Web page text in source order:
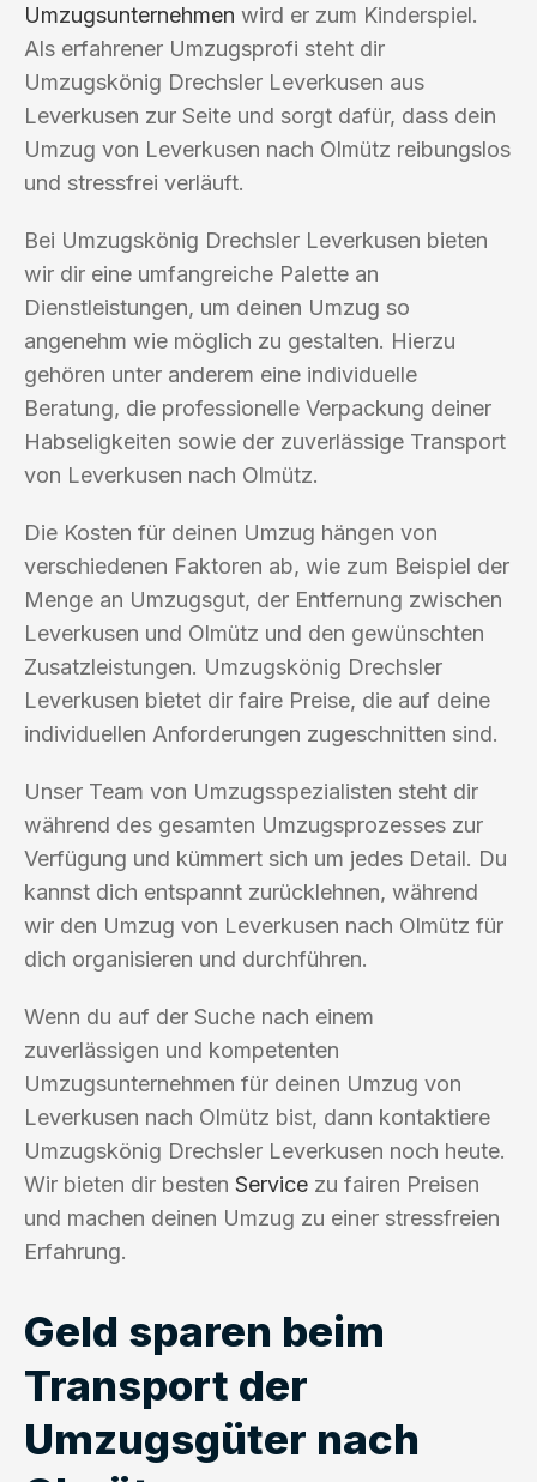
Umzugsunternehmen wird er zum Kinderspiel.
Als erfahrener Umzugsprofi steht dir
Umzugskönig Drechsler Leverkusen aus
Leverkusen zur Seite und sorgt dafür, dass dein
Umzug von Leverkusen nach Olmütz reibungslos
und stressfrei verläuft.
Bei Umzugskönig Drechsler Leverkusen bieten
wir dir eine umfangreiche Palette an
Dienstleistungen, um deinen Umzug so
angenehm wie möglich zu gestalten. Hierzu
gehören unter anderem eine individuelle
Beratung, die professionelle Verpackung deiner
Habseligkeiten sowie der zuverlässige Transport
von Leverkusen nach Olmütz.
Die Kosten für deinen Umzug hängen von
verschiedenen Faktoren ab, wie zum Beispiel der
Menge an Umzugsgut, der Entfernung zwischen
Leverkusen und Olmütz und den gewünschten
Zusatzleistungen. Umzugskönig Drechsler
Leverkusen bietet dir faire Preise, die auf deine
individuellen Anforderungen zugeschnitten sind.
Unser Team von Umzugsspezialisten steht dir
während des gesamten Umzugsprozesses zur
Verfügung und kümmert sich um jedes Detail. Du
kannst dich entspannt zurücklehnen, während
wir den Umzug von Leverkusen nach Olmütz für
dich organisieren und durchführen.
Wenn du auf der Suche nach einem
zuverlässigen und kompetenten
Umzugsunternehmen für deinen Umzug von
Leverkusen nach Olmütz bist, dann kontaktiere
Umzugskönig Drechsler Leverkusen noch heute.
Wir bieten dir besten Service zu fairen Preisen
und machen deinen Umzug zu einer stressfreien
Erfahrung.
Geld sparen beim
Transport der
Umzugsgüter nach